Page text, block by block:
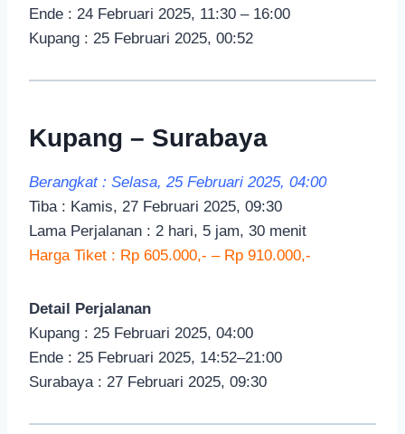
Ende : 24 Februari 2025, 11:30 – 16:00
Kupang : 25 Februari 2025, 00:52
Kupang – Surabaya
Berangkat : Selasa, 25 Februari 2025, 04:00
Tiba : Kamis, 27 Februari 2025, 09:30
Lama Perjalanan : 2 hari, 5 jam, 30 menit
Harga Tiket : Rp 605.000,- – Rp 910.000,-
Detail Perjalanan
Kupang : 25 Februari 2025, 04:00
Ende : 25 Februari 2025, 14:52–21:00
Surabaya : 27 Februari 2025, 09:30